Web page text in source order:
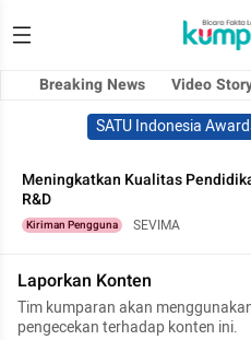
Breaking News Video
SATU Indonesia
Meningkatkan Kualitas
R&D
Kiriman Pengguna SEVIMA
Laporkan Konten
Tim kumparan akan
pengecekan terhadap konten ini.